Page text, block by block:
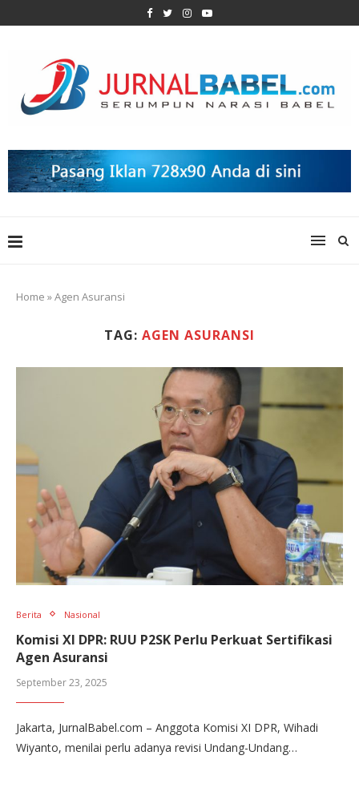
Home »Agen Asuransi
TAG: AGEN ASURANSI
Berita Nasional
Komisi XI DPR: RUU P2SK Perlu Perkuat Sertifikasi
Agen Asuransi
September 23, 2025
Jakarta, JurnalBabel.com – Anggota Komisi XI DPR, Wihadi
Wiyanto, menilai perlu adanya revisi Undang-Undang…